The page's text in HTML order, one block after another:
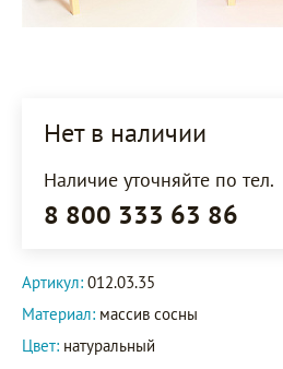
Нет в наличии
Наличие уточняйте по тел.
8 800 333 63 86
Артикул: 012.03.35
Материал: массив сосны
Цвет: натуральный